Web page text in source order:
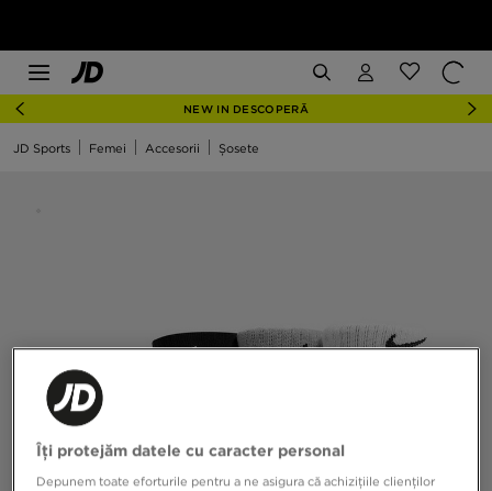
NEW IN DESCOPERĂ
JD Sports Femei Accesorii Șosete
Îți protejăm datele cu caracter personal
Depunem toate eforturile pentru a ne asigura că achizițiile clienților